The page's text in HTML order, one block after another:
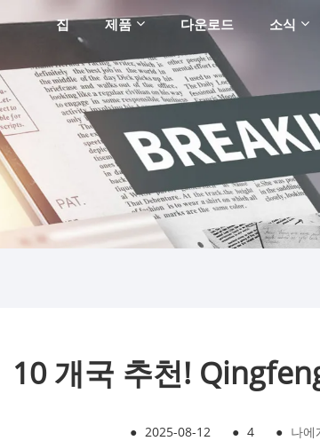
집 제품 다운로드 소식
10 개국 추천!
● 2025-08-12 ● 4 ● 나에